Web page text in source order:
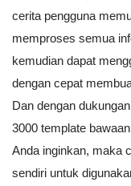
cerita pengguna
memproses semua
kemudian dapat
dengan cepat
Dan dengan
3000 template
Anda inginkan, maka
sendiri untuk